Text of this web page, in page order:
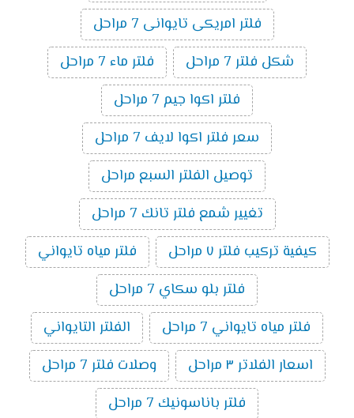
فلتر امريكى تايوانى 7 مراحل
شكل فلتر 7 مراحل
فلتر ماء 7 مراحل
فلتر اكوا جيم 7 مراحل
سعر فلتر اكوا لايف 7 مراحل
توصيل الفلتر السبع مراحل
تغيير شمع فلتر تانك 7 مراحل
كيفية تركيب فلتر ٧ مراحل
فلتر مياه تايواني
فلتر بلو سكاي 7 مراحل
فلتر مياه تايواني 7 مراحل
الفلتر التايواني
اسعار الفلاتر ٣ مراحل
وصلات فلتر 7 مراحل
فلتر باناسونيك 7 مراحل